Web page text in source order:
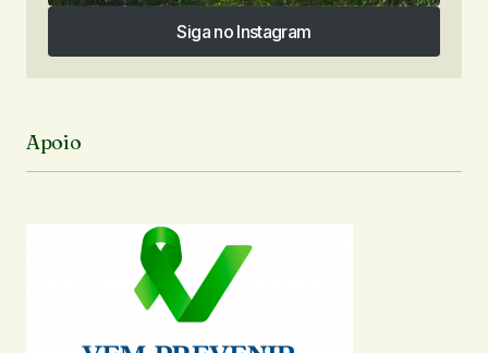
Siga no Instagram
Siga no Instagram
Apoio